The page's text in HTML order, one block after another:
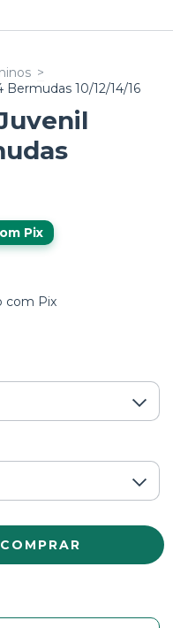
>
10/12/14/16
Pix
com Pix